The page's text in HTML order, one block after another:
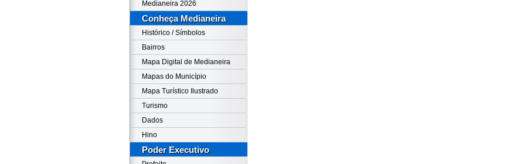
Medianeira 2026
Conheça Medianeira
Histórico / Símbolos
Bairros
Mapa Digital de Medianeira
Mapas do Município
Mapa Turístico Ilustrado
Turismo
Dados
Hino
Poder Executivo